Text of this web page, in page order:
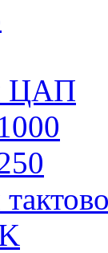
ЦАП